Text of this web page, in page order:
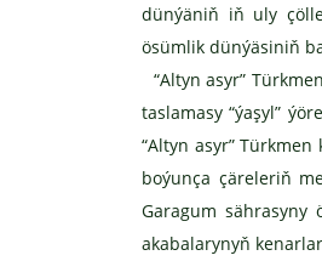
dünýäniň iň uly
ösümlik dünýäsiniň
“Altyn asyr”
taslamasy “ýaşyl”
“Altyn asyr”
boýunça çäreleriň
Garagum sährasyny
akabalarynyň